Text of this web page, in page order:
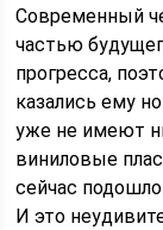
Современный
частью
прогресса,
казались ему
уже не имеют
виниловые
сейчас
И это